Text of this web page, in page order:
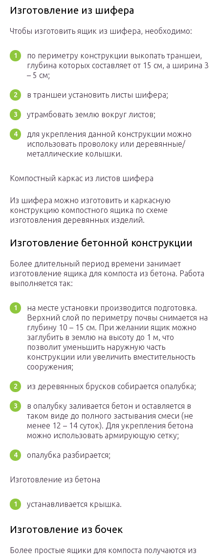
Изготовление из шифера
Чтобы изготовить ящик из шифера, необходимо:
по периметру конструкции выкопать траншеи,
глубина которых составляет от 15 см, а ширина 3
– 5 см;
в траншеи установить листы шифера;
утрамбовать землю вокруг листов;
для укрепления данной конструкции можно
использовать проволоку или деревянные/
металлические колышки.
Компостный каркас из листов шифера
Из шифера можно изготовить и каркасную
конструкцию компостного ящика по схеме
изготовления деревянных изделий.
Изготовление бетонной конструкции
Более длительный период времени занимает
изготовление ящика для компоста из бетона. Работа
выполняется так:
на месте установки производится подготовка.
Верхний слой по периметру почвы снимается на
глубину 10 – 15 см. При желании ящик можно
заглубить в землю на высоту до 1 м, что
позволит уменьшить наружную часть
конструкции или увеличить вместительность
сооружения;
из деревянных брусков собирается опалубка;
в опалубку заливается бетон и оставляется в
таком виде до полного застывания смеси (не
менее 12 – 14 суток). Для укрепления бетона
можно использовать армирующую сетку;
опалубка разбирается;
Изготовление из бетона
устанавливается крышка.
Изготовление из бочек
Более простые ящики для компоста получаются из